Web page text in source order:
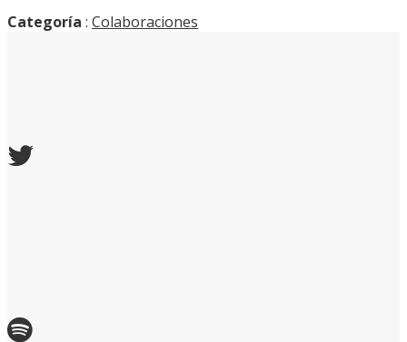
Categoría : Colaboraciones